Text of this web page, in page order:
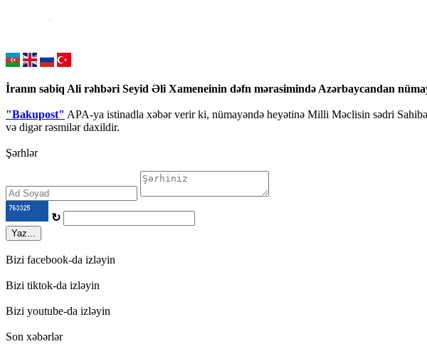
İranın sabiq Ali rəhbəri Seyid Əli Xameneinin dəfn mərasimində Azərbaycandan
"Bakupost" APA-ya istinadla xəbər verir ki, nümayəndə heyətinə Milli Məclisin sədri
və digər rəsmilər daxildir.
Şərhlər
↻
Yaz...
Bizi facebook-da izləyin
Bizi tiktok-da izləyin
Bizi youtube-da izləyin
Son xəbərlər